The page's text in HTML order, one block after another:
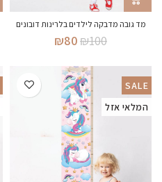
מד גובה מדבקה לילדים בלרינות דובונים
₪100
המחיר
₪100.
₪80
SALE
המלאי אזל